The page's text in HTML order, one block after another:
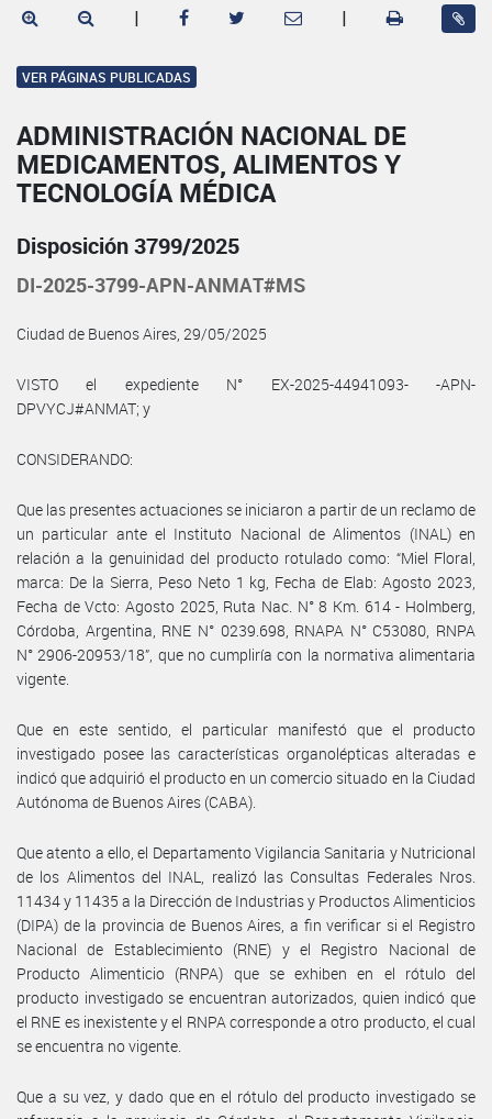
| |
VER PÁGINAS PUBLICADAS
ADMINISTRACIÓN NACIONAL DE
MEDICAMENTOS, ALIMENTOS Y
TECNOLOGÍA MÉDICA
Disposición 3799/2025
DI-2025-3799-APN-ANMAT#MS
Ciudad de Buenos Aires, 29/05/2025
VISTO el expediente N° EX-2025-44941093- -APN-
DPVYCJ#ANMAT; y
CONSIDERANDO:
Que las presentes actuaciones se iniciaron a partir de un reclamo de
un particular ante el Instituto Nacional de Alimentos (INAL) en
relación a la genuinidad del producto rotulado como: “Miel Floral,
marca: De la Sierra, Peso Neto 1 kg, Fecha de Elab: Agosto 2023,
Fecha de Vcto: Agosto 2025, Ruta Nac. N° 8 Km. 614 - Holmberg,
Córdoba, Argentina, RNE N° 0239.698, RNAPA N° C53080, RNPA
N° 2906-20953/18”, que no cumpliría con la normativa alimentaria
vigente.
Que en este sentido, el particular manifestó que el producto
investigado posee las características organolépticas alteradas e
indicó que adquirió el producto en un comercio situado en la Ciudad
Autónoma de Buenos Aires (CABA).
Que atento a ello, el Departamento Vigilancia Sanitaria y Nutricional
de los Alimentos del INAL, realizó las Consultas Federales Nros.
11434 y 11435 a la Dirección de Industrias y Productos Alimenticios
(DIPA) de la provincia de Buenos Aires, a fin verificar si el Registro
Nacional de Establecimiento (RNE) y el Registro Nacional de
Producto Alimenticio (RNPA) que se exhiben en el rótulo del
producto investigado se encuentran autorizados, quien indicó que
el RNE es inexistente y el RNPA corresponde a otro producto, el cual
se encuentra no vigente.
Que a su vez, y dado que en el rótulo del producto investigado se